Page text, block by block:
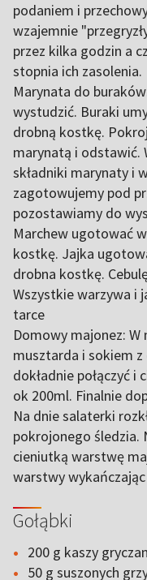
podaniem i
wzajemnie
przez kilka godzin a
stopnia ich zasolenia.
Marynata do
wystudzić. Buraki
drobną kostkę.
marynatą i odstawić.
składniki marynaty i
zagotowujemy pod
pozostawiamy do
Marchew ugotować
kostkę. Jajka
drobna kostkę.
Wszystkie warzywa i
tarce
Domowy majonez: W
musztarda i sokiem z
dokładnie połączyć
ok 200ml. Finalnie
Na dnie salaterki
pokrojonego śledzia.
cieniutką warstwę
warstwy
Gołąbki
200 g kaszy
50 g suszonych